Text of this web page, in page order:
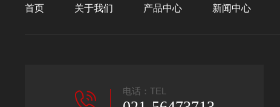
首页 关于我们 产品中心 新闻中心
电话：TEL